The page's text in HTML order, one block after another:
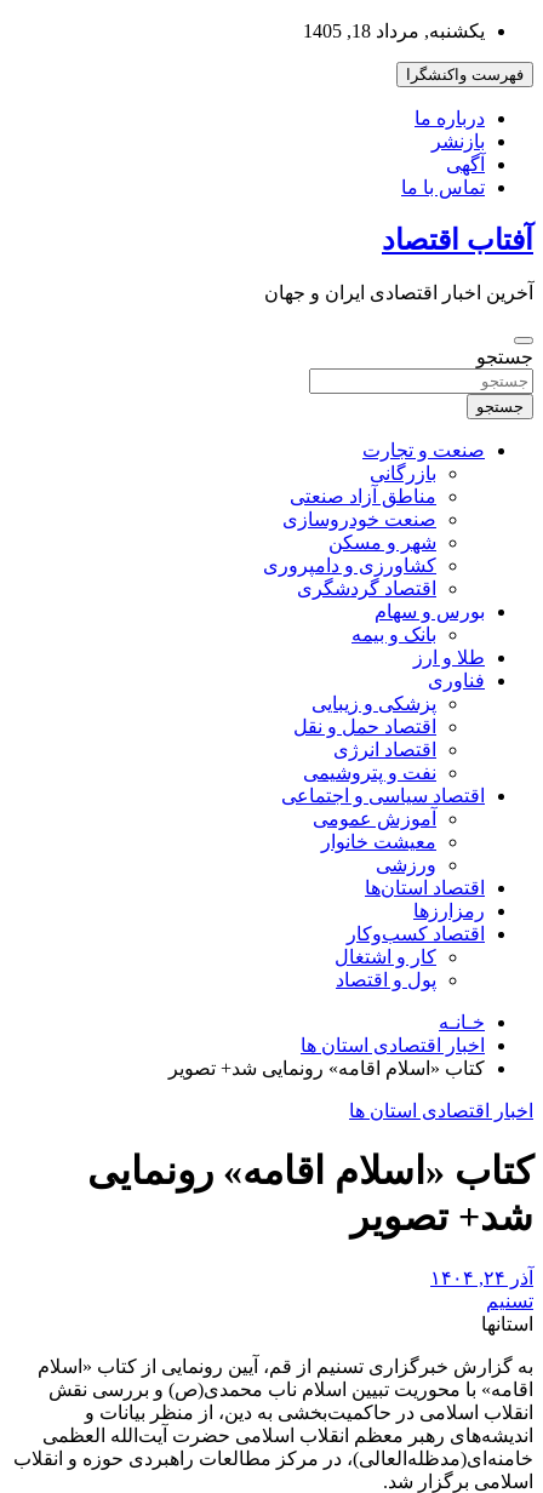
بروید
یکشنبه, مرداد 18, 1405
فهرست واکنشگرا
درباره ما
بازنشر
آگهی
تماس با ما
آفتاب اقتصاد
آخرین اخبار اقتصادی ایران و جهان
جستجو
جستجو
صنعت و تجارت
بازرگانی
مناطق آزاد صنعتی
صنعت خودروسازی
شهر و مسکن
کشاورزی و دامپروری
اقتصاد گردشگری
بورس و سهام
بانک و بیمه
طلا و ارز
فناوری
پزشکی و زیبایی
اقتصاد حمل و نقل
اقتصاد انرژی
نفت و پتروشیمی
اقتصاد سیاسی و اجتماعی
آموزش عمومی
معیشت خانوار
ورزشی
اقتصاد استان‌ها
رمزارزها
اقتصاد کسب‌و‌کار
کار و اشتغال
پول و اقتصاد
خـانـه
اخبار اقتصادی استان ها
کتاب «اسلام اقامه» رونمایی شد+ تصویر
اخبار اقتصادی استان ها
کتاب «اسلام اقامه» رونمایی
شد+ تصویر
آذر ۲۴, ۱۴۰۴
تسنیم
استانها
به گزارش خبرگزاری تسنیم از قم، آیین رونمایی از کتاب «اسلام
اقامه» با محوریت تبیین اسلام ناب محمدی(ص) و بررسی نقش
انقلاب اسلامی در حاکمیت‌بخشی به دین، از منظر بیانات و
اندیشه‌های رهبر معظم انقلاب اسلامی حضرت آیت‌الله العظمی
خامنه‌ای(مدظله‌العالی)، در مرکز مطالعات راهبردی حوزه و انقلاب
اسلامی برگزار شد.